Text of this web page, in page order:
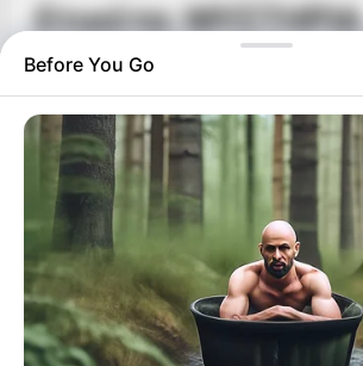
Ετικέτα: ΜΥΣΤΗΡΙΑ
Before You Go